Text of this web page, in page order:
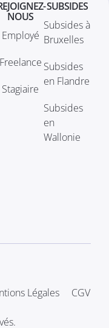
NOUS
Employé
Freelance
Stagiaire
SUBSIDES
Subsides à
Bruxelles
Subsides
en Flandre
Subsides
en
Wallonie
Légales CGV